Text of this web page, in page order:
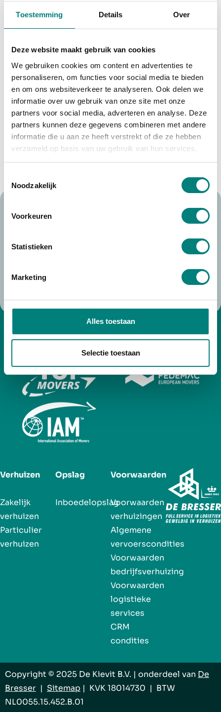
Toestemming Details Over
Deze website maakt gebruik van cookies
We gebruiken cookies om content en advertenties te
personaliseren, om functies voor social media te bieden
en om ons websiteverkeer te analyseren. Ook delen we
informatie over uw gebruik van onze site met onze
partners voor social media, adverteren en analyse. Deze
partners kunnen deze gegevens combineren met andere
informatie die u aan ze heeft verstrekt of die ze hebben
verzameld op basis van uw gebruik van hun services.
Noodzakelijk
Voorkeuren
Statistieken
Marketing
Alles toestaan
Selectie toestaan
wij een passende vrijblijvende offerte.
kunnen betekenen?
Neem contact op
Verhuizen
Zakelijk
verhuizen
Particulier
verhuizen
Opslag
Inboedelopslag
Voorwaarden
Voorwaarden
verhuizingen
Algemene
vervoerscondities
Voorwaarden
bedrijfsverhuizing
Voorwaarden
logistieke
services
CRM
condities
Copyright © 2025 De Kievit B.V. | onderdeel van De
Bresser | Sitemap | KVK 18014730 | BTW
NL0055.15.452.B.01